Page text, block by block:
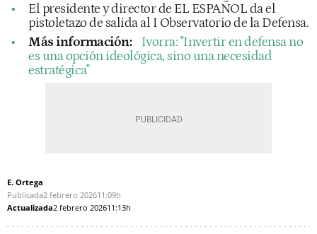
El presidente y director de EL ESPAÑOL da el
pistoletazo de salida al I Observatorio de la Defensa.
Más información:
Ivorra: "Invertir en defensa no
es una opción ideológica, sino una necesidad
estratégica"
E. Ortega
Publicada2 febrero 202611:09h
Actualizada2 febrero 202611:13h